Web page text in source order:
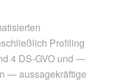
Profiling
4 DS-GVO und —
— aussagekräftige